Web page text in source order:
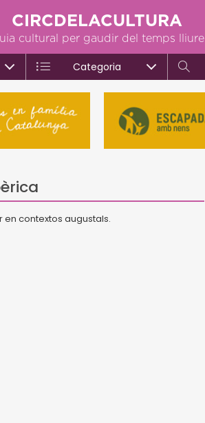
CIRCDELACULTURA
cultural per gaudir del temps lliure
Categoria
contextos augustals.